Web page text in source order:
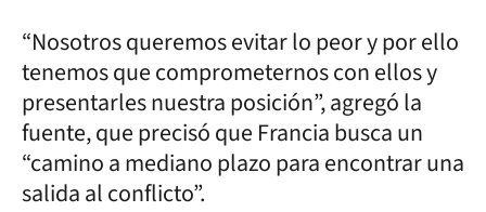
“Nosotros queremos evitar lo peor y por ello
tenemos que comprometernos con ellos y
presentarles nuestra posición”, agregó la
fuente, que precisó que Francia busca un
“camino a mediano plazo para encontrar una
salida al conflicto”.